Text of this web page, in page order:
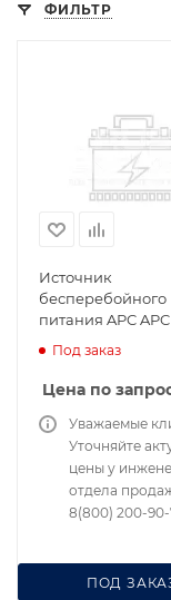
ФИЛЬТР
Источник
бесперебойного
питания APC APC
сервера и сетей
Под заказ
Цена по
ПОД
Уважаемые
Уточняйте
цены у
отдела
8(800) 200-90-